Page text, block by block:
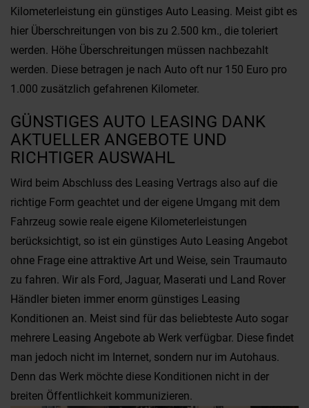
Kilometerleistung ein günstiges Auto Leasing. Meist gibt es
hier Überschreitungen von bis zu 2.500 km., die toleriert
werden. Höhe Überschreitungen müssen nachbezahlt
werden. Diese betragen je nach Auto oft nur 150 Euro pro
1.000 zusätzlich gefahrenen Kilometer.
GÜNSTIGES AUTO LEASING DANK
AKTUELLER ANGEBOTE UND
RICHTIGER AUSWAHL
Wird beim Abschluss des Leasing Vertrags also auf die
richtige Form geachtet und der eigene Umgang mit dem
Fahrzeug sowie reale eigene Kilometerleistungen
berücksichtigt, so ist ein günstiges Auto Leasing Angebot
ohne Frage eine attraktive Art und Weise, sein Traumauto
zu fahren. Wir als Ford, Jaguar, Maserati und Land Rover
Händler bieten immer enorm günstiges Leasing
Konditionen an. Meist sind für das beliebteste Auto sogar
mehrere Leasing Angebote ab Werk verfügbar. Diese findet
man jedoch nicht im Internet, sondern nur im Autohaus.
Denn das Werk möchte diese Konditionen nicht in der
breiten Öffentlichkeit kommunizieren.